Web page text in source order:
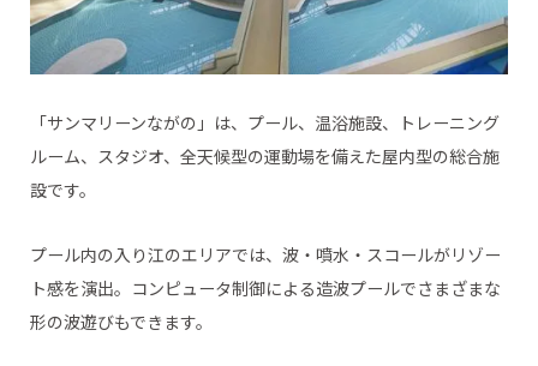
「サンマリーンながの」は、プール、温浴施設、トレーニング
ルーム、スタジオ、全天候型の運動場を備えた屋内型の総合施
設です。
プール内の入り江のエリアでは、波・噴水・スコールがリゾー
ト感を演出。コンピュータ制御による造波プールでさまざまな
形の波遊びもできます。